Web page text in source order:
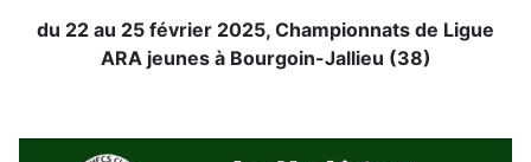
du 22 au 25 février 2025, Championnats de Ligue
ARA jeunes à Bourgoin-Jallieu (38)